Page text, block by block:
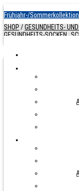
Frühjahr-/
SHOP /GESUNDHEITS-
GESUNDHEITS-SOCKEN
3 PAAR
SOCKEN
9,90